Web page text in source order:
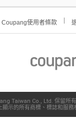
Coupang使用者條款
Taiwan Co., Ltd. 保留所有
顯示的所有商標、標誌和服